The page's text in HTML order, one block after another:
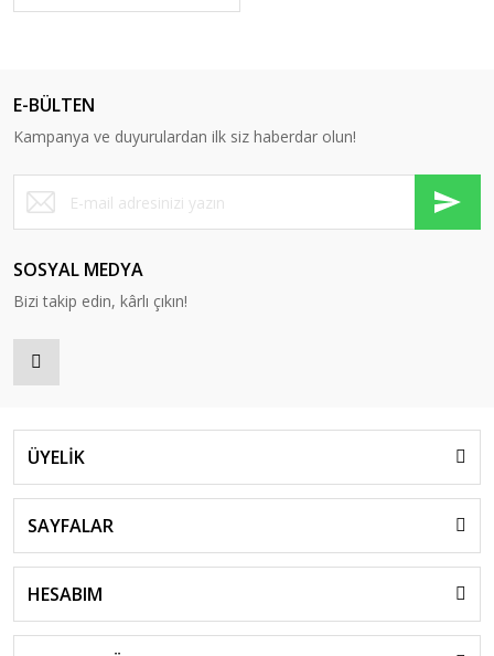
E-BÜLTEN
Kampanya ve duyurulardan ilk siz haberdar olun!
SOSYAL MEDYA
Bizi takip edin, kârlı çıkın!
ÜYELİK
SAYFALAR
HESABIM